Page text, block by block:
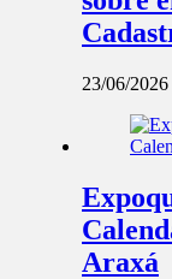
23/06/2026
Araxá